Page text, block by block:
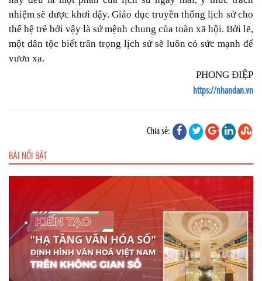
nhiệm sẽ được khơi dậy. Giáo dục truyền thống lịch sử cho
thế hệ trẻ bởi vậy là sứ mệnh chung của toàn xã hội. Bởi lẽ,
một dân tộc biết trân trọng lịch sử sẽ luôn có sức mạnh để
vươn xa.
PHONG ĐIỆP
https://nhandan.vn
Chia sẻ:
BÀI NỔI BẬT